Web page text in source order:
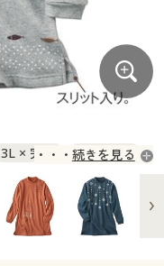
3L × 完売
4L × 完売
続きを見る